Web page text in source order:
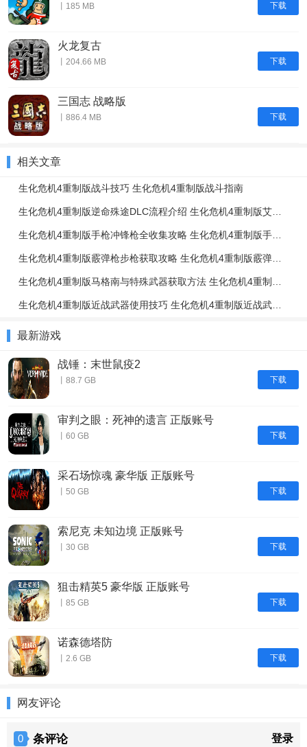
下载
丨185 MB
下载
火龙复古
丨204.66 MB
下载
三国志 战略版
丨886.4 MB
相关文章
生化危机4重制版战斗技巧 生化危机4重制版战斗指南
最新游戏
下载
战锤：末世鼠疫2
丨88.7 GB
下载
审判之眼：死神的遗言 正版账号
丨60 GB
下载
采石场惊魂 豪华版 正版账号
丨50 GB
下载
索尼克 未知边境 正版账号
丨30 GB
下载
狙击精英5 豪华版 正版账号
丨85 GB
下载
诺森德塔防
丨2.6 GB
网友评论
0 条评论 登录